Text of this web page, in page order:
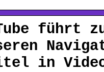
führt
in